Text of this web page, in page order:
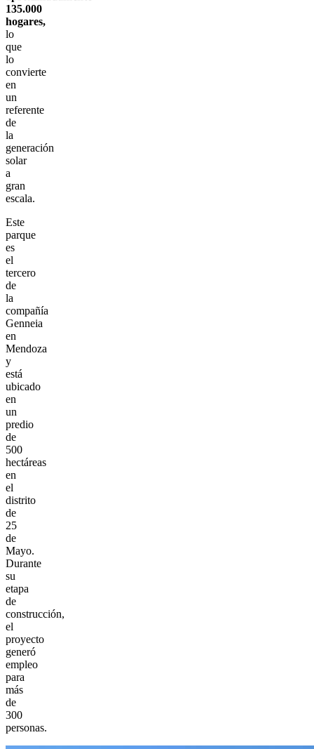
135.000
hogares,
lo
que
lo
convierte
en
un
referente
de
la
generación
solar
a
gran
escala.
Este
parque
es
el
tercero
de
la
compañía
Genneia
en
Mendoza
y
está
ubicado
en
un
predio
de
500
hectáreas
en
el
distrito
de
25
de
Mayo.
Durante
su
etapa
de
construcción,
el
proyecto
generó
empleo
para
más
de
300
personas.